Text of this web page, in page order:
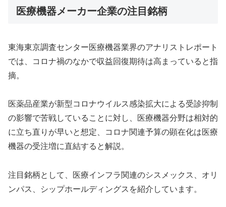
医療機器メーカー企業の注目銘柄
東海東京調査センター医療機器業界のアナリストレポート
では、コロナ禍のなかで収益回復期待は高まっていると指
摘。
医薬品産業が新型コロナウイルス感染拡大による受診抑制
の影響で苦戦していることに対し、医療機器分野は相対的
に立ち直りが早いと想定、コロナ関連予算の顕在化は医療
機器の受注増に直結すると解説。
注目銘柄として、医療インフラ関連のシスメックス、オリ
ンパス、シップホールディングスを紹介しています。